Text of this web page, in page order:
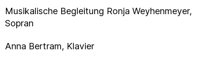
Musikalische Begleitung Ronja Weyhenmeyer,
Sopran
Anna Bertram, Klavier